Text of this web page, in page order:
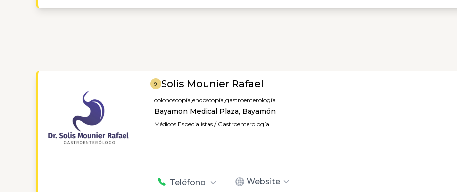
9 Solis Mounier Rafael
colonoscopía,endoscopía,gastroenterología
Bayamon Medical Plaza, Bayamón
Médicos Especialistas / Gastroenterología
Teléfono Website